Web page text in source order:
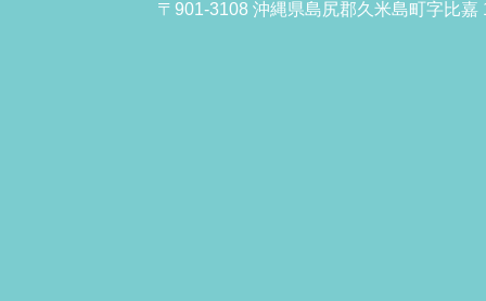
〒901-3108 沖縄県島尻郡久米島町字比嘉